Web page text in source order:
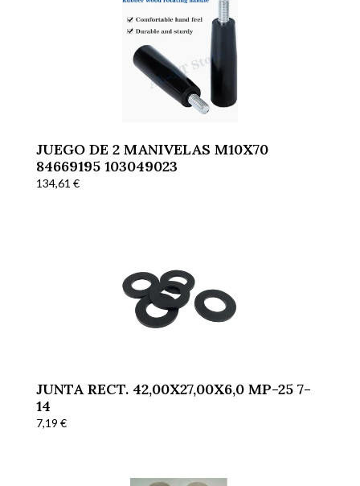
JUEGO DE 2 MANIVELAS M10X70
84669195 103049023
134,61 €
JUNTA RECT. 42,00X27,00X6,0 MP-25 7-
14
7,19 €